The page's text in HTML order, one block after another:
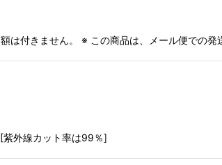
付きません。 ※ この商品は、メール便での
外線カット率は99％]